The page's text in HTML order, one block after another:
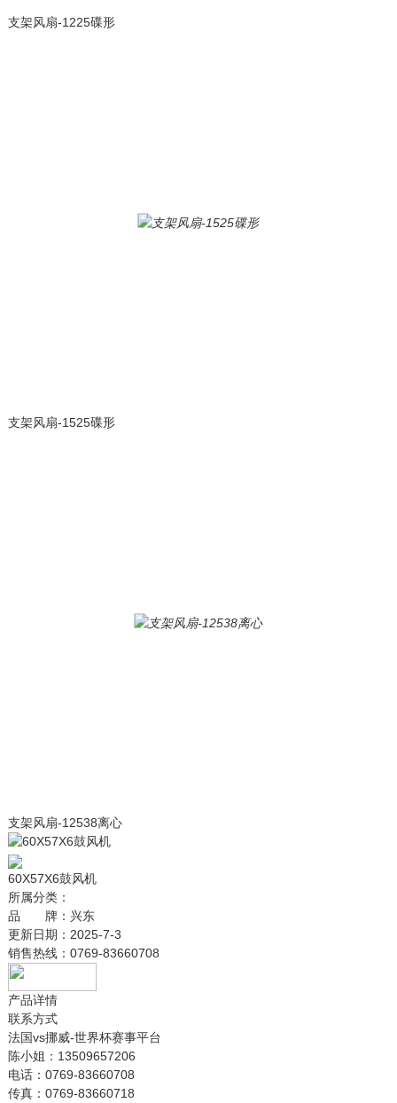
支架风扇-1225碟形
支架风扇-1525碟形
支架风扇-12538离心
60X57X6鼓风机
所属分类：
品 牌： 兴东
更新日期： 2025-7-3
销售热线： 0769-83660708
产品详情
联系方式
法国vs挪威-世界杯赛事平台
陈小姐：13509657206
电话：0769-83660708
传真：0769-83660718